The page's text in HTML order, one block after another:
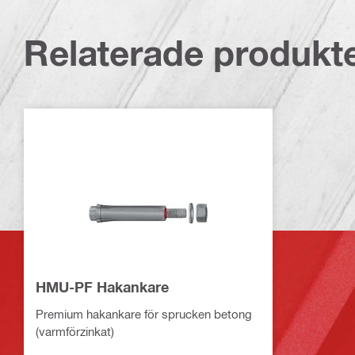
Relaterade
HMU-PF Hakankare
Premium hakankare för sprucken betong
(varmförzinkat)